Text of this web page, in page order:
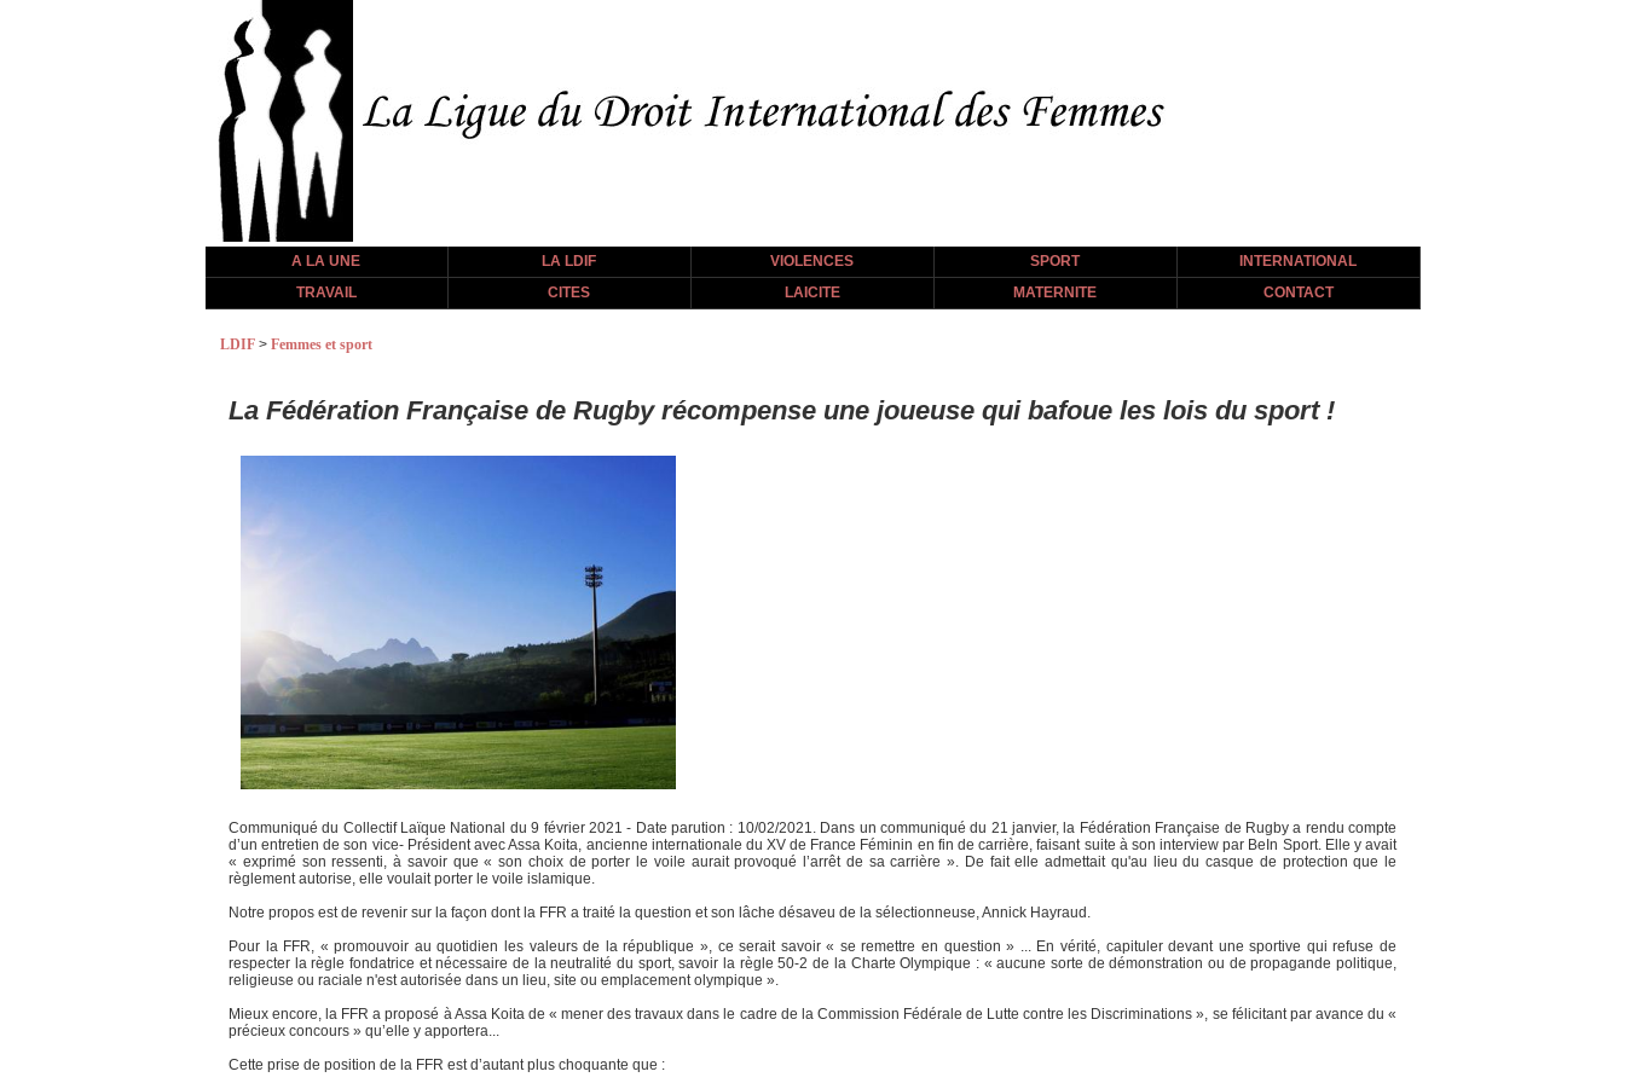
A LA UNE LA LDIF VIOLENCES SPORT
INTERNATIONAL
TRAVAIL
CITES LAICITE MATERNITE CONTACT
LDIF > Femmes et sport
La Fédération Française de Rugby récompense une joueuse qui bafoue les lois du sport !
Communiqué du Collectif Laïque National du 9 février 2021 - Date parution : 10/02/2021. Dans un communiqué du 21 janvier, la Fédération Française de Rugby a rendu compte
d’un entretien de son vice- Président avec Assa Koita, ancienne internationale du XV de France Féminin en fin de carrière, faisant suite à son interview par BeIn Sport. Elle y avait
« exprimé son ressenti, à savoir que « son choix de porter le voile aurait provoqué l’arrêt de sa carrière ». De fait elle admettait qu'au lieu du casque de protection que le
règlement autorise, elle voulait porter le voile islamique.
Notre propos est de revenir sur la façon dont la FFR a traité la question et son lâche désaveu de la sélectionneuse, Annick Hayraud.
Pour la FFR, « promouvoir au quotidien les valeurs de la république », ce serait savoir « se remettre en question » ... En vérité, capituler devant une sportive qui refuse de
respecter la règle fondatrice et nécessaire de la neutralité du sport, savoir la règle 50-2 de la Charte Olympique : « aucune sorte de démonstration ou de propagande politique,
religieuse ou raciale n'est autorisée dans un lieu, site ou emplacement olympique ».
Mieux encore, la FFR a proposé à Assa Koita de « mener des travaux dans le cadre de la Commission Fédérale de Lutte contre les Discriminations », se félicitant par avance du «
précieux concours » qu’elle y apportera...
Cette prise de position de la FFR est d’autant plus choquante que :